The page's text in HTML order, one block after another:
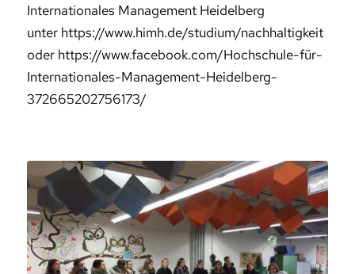
Internationales Management Heidelberg
unter https://www.himh.de/studium/nachhaltigkeit
oder https://www.facebook.com/Hochschule-für-
Internationales-Management-Heidelberg-
372665202756173/